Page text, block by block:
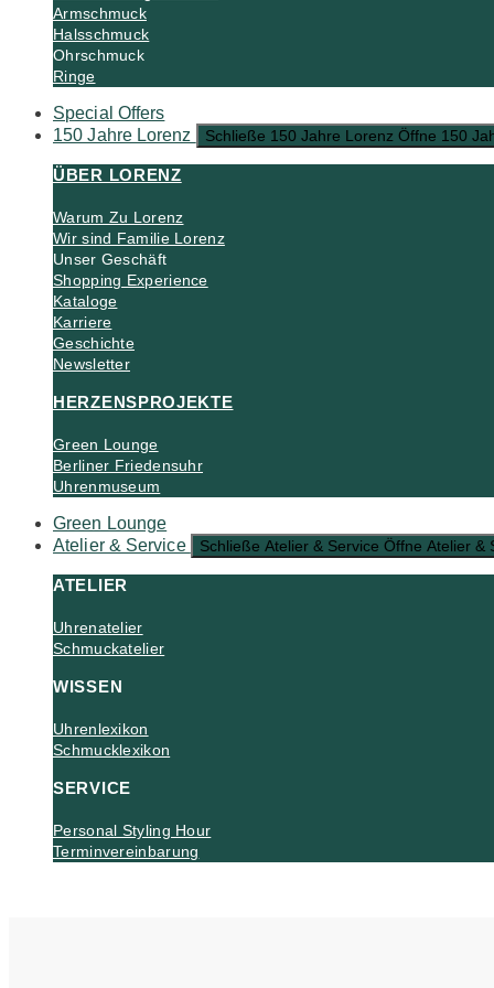
Armschmuck
Halsschmuck
Ohrschmuck
Ringe
Special Offers
150 Jahre Lorenz
Schließe 150 Jahre Lorenz Öffne 150
ÜBER LORENZ
Warum Zu Lorenz
Wir sind Familie Lorenz
Unser Geschäft
Shopping Experience
Kataloge
Karriere
Geschichte
Newsletter
HERZENSPROJEKTE
Green Lounge
Berliner Friedensuhr
Uhrenmuseum
Green Lounge
Atelier & Service
Schließe Atelier & Service Öffne Atelier &
ATELIER
Uhrenatelier
Schmuckatelier
WISSEN
Uhrenlexikon
Schmucklexikon
SERVICE
Personal Styling Hour
Terminvereinbarung